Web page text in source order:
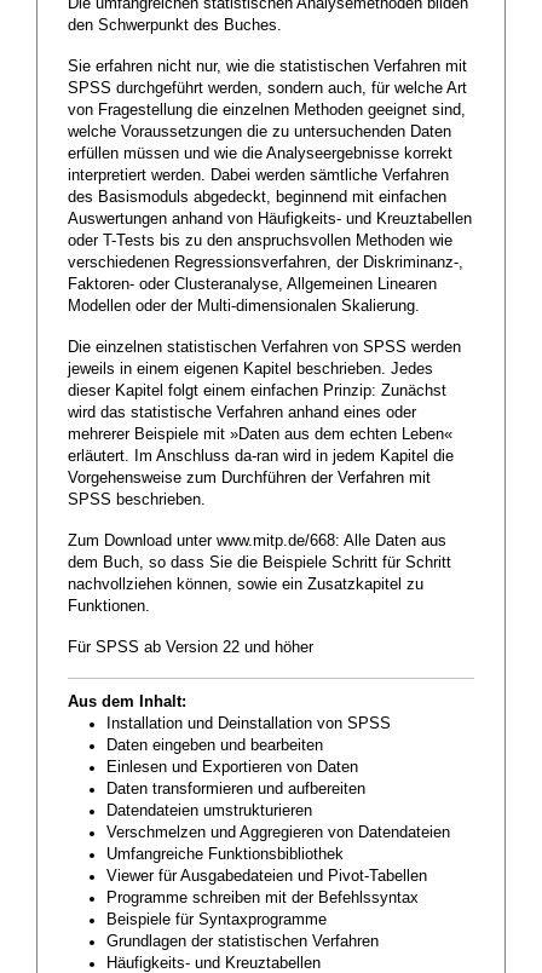
den Schwerpunkt des Buches.
Sie erfahren nicht nur, wie die statistischen Verfahren mit
SPSS durchgeführt werden, sondern auch, für welche Art
von Fragestellung die einzelnen Methoden geeignet sind,
welche Voraussetzungen die zu untersuchenden Daten
erfüllen müssen und wie die Analyseergebnisse korrekt
interpretiert werden. Dabei werden sämtliche Verfahren
des Basismoduls abgedeckt, beginnend mit einfachen
Auswertungen anhand von Häufigkeits- und Kreuztabellen
oder T-Tests bis zu den anspruchsvollen Methoden wie
verschiedenen Regressionsverfahren, der Diskriminanz-,
Faktoren- oder Clusteranalyse, Allgemeinen Linearen
Modellen oder der Multi-dimensionalen Skalierung.
Die einzelnen statistischen Verfahren von SPSS werden
jeweils in einem eigenen Kapitel beschrieben. Jedes
dieser Kapitel folgt einem einfachen Prinzip: Zunächst
wird das statistische Verfahren anhand eines oder
mehrerer Beispiele mit »Daten aus dem echten Leben«
erläutert. Im Anschluss da-ran wird in jedem Kapitel die
Vorgehensweise zum Durchführen der Verfahren mit
SPSS beschrieben.
Zum Download unter www.mitp.de/668: Alle Daten aus
dem Buch, so dass Sie die Beispiele Schritt für Schritt
nachvollziehen können, sowie ein Zusatzkapitel zu
Funktionen.
Für SPSS ab Version 22 und höher
Aus dem Inhalt:
Installation und Deinstallation von SPSS
Daten eingeben und bearbeiten
Einlesen und Exportieren von Daten
Daten transformieren und aufbereiten
Datendateien umstrukturieren
Verschmelzen und Aggregieren von Datendateien
Umfangreiche Funktionsbibliothek
Viewer für Ausgabedateien und Pivot-Tabellen
Programme schreiben mit der Befehlssyntax
Beispiele für Syntaxprogramme
Grundlagen der statistischen Verfahren
Häufigkeits- und Kreuztabellen